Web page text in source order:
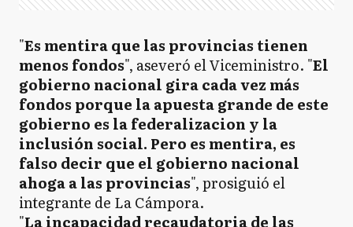
"Es mentira que las provincias tienen
menos fondos", aseveró el Viceministro. "El
gobierno nacional gira cada vez más
fondos porque la apuesta grande de este
gobierno es la federalizacion y la
inclusión social. Pero es mentira, es
falso decir que el gobierno nacional
ahoga a las provincias", prosiguió el
integrante de La Cámpora.
"La incapacidad recaudatoria de las